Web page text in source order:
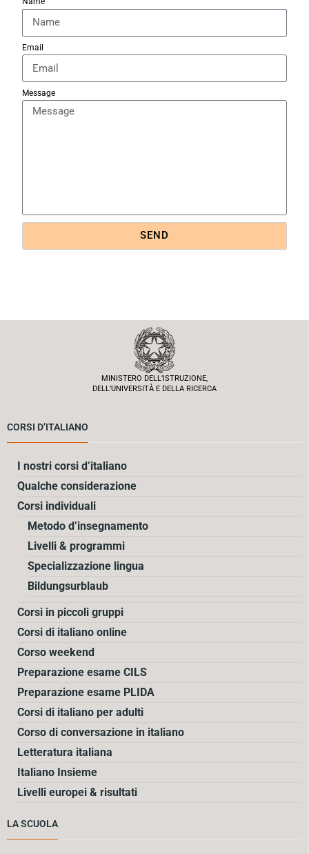
MINISTERO DELL’ISTRUZIONE,
DELL’UNIVERSITÀ E DELLA RICERCA
CORSI D’ITALIANO
I nostri corsi d’italiano
Qualche considerazione
Corsi individuali
Metodo d’insegnamento
Livelli & programmi
Specializzazione lingua
Bildungsurblaub
Corsi in piccoli gruppi
Corsi di italiano online
Corso weekend
Preparazione esame CILS
Preparazione esame PLIDA
Corsi di italiano per adulti
Corso di conversazione in italiano
Letteratura italiana
Italiano Insieme
Livelli europei & risultati
LA SCUOLA
Email
Message
SEND